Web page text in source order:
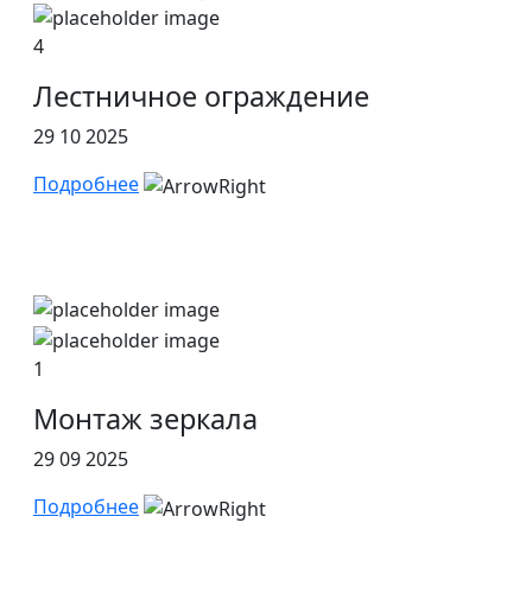
4
Лестничное ограждение
29 10 2025
Подробнее
1
Монтаж зеркала
29 09 2025
Подробнее